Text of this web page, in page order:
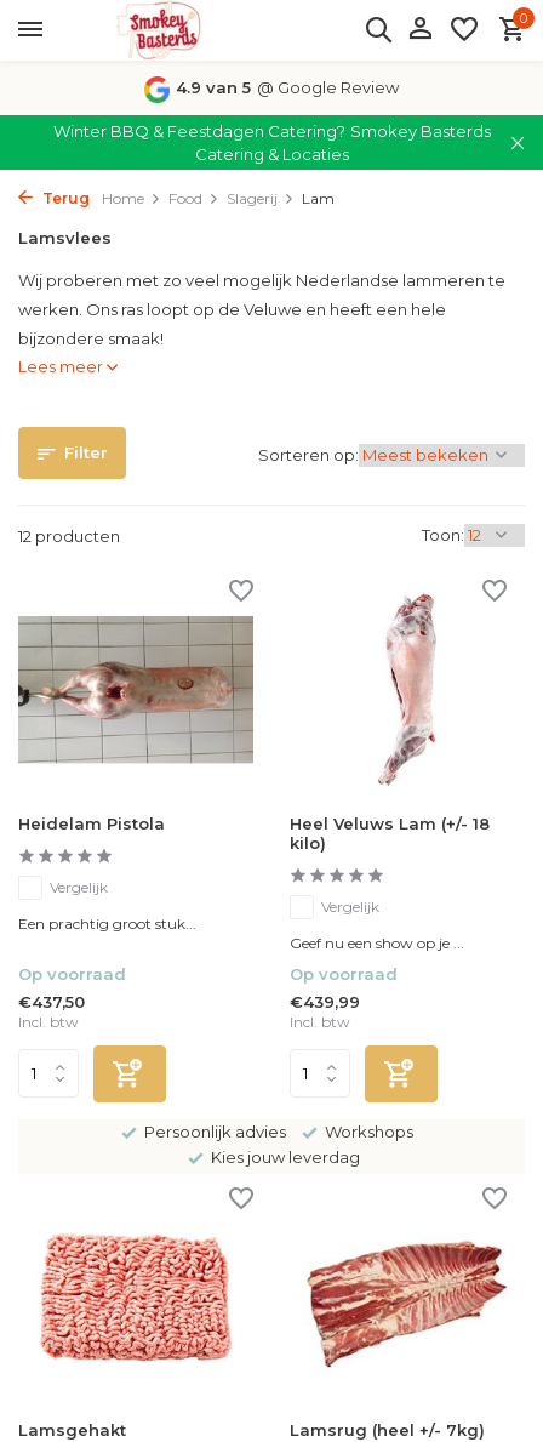
0
4.9 van 5 @ Google Review
Winter BBQ & Feestdagen Catering? Smokey Basterds
Catering & Locaties
Terug Home Food Slagerij Lam
Lamsvlees
Wij proberen met zo veel mogelijk Nederlandse lammeren te
werken. Ons ras loopt op de Veluwe en heeft een hele
bijzondere smaak!
Lees meer
Filter
12 producten Toon:
Sorteren op:
Heidelam Pistola
Vergelijk
Een prachtig groot stuk...
Op voorraad
€437,50
Incl. btw
Heel Veluws Lam (+/- 18
kilo)
Vergelijk
Geef nu een show op je ...
Op voorraad
€439,99
Incl. btw
Persoonlijk advies
Workshops
Kies jouw leverdag
Lamsgehakt Lamsrug (heel +/- 7kg)